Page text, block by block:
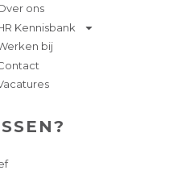
ons
Kennisbank
bij